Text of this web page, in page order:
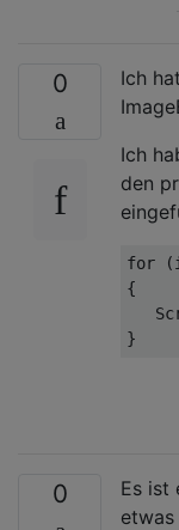
0
Ich
Ich
den
for (
{
0
Es ist